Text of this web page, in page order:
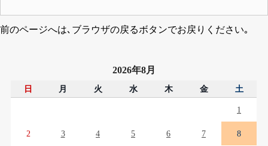
前のページへは､ブラウザの戻るボタンでお戻りください｡
2026年8月
日 月 火 水 木 金 土
1
2 3 4 5 6 7 8